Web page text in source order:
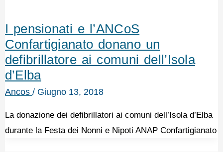
I pensionati e l’ANCoS
Confartigianato donano un
defibrillatore ai comuni dell’Isola
d’Elba
Ancos / Giugno 13, 2018
La donazione dei defibrillatori ai comuni dell’Isola d’Elba
durante la Festa dei Nonni e Nipoti ANAP Confartigianato